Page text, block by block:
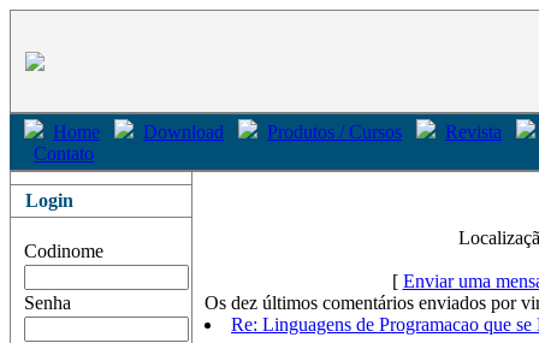
Home Download Produtos / Cursos
Revista
Contato
Login
Codinome
Senha
[ Enviar uma
Os dez últimos comentários enviados por
Re: Linguagens de Programacao que se